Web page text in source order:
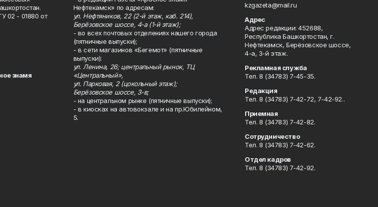
02 - 01880 от
знамя
Нефтекамск» по адресам:
ул. Нефтяников, 22 (2-й этаж, каб. 214),
Берёзовское шоссе, 4-а (1-й этаж);
- во всех почтовых отделениях нашего города
(пятничные выпуски);
- в сети магазинов «Бегемот» (пятничные
выпуски):
ул. Ленина, 26; центральный рынок, ТЦ
«Центральный»,
ул. Парковая, 2 (цокольный этаж);
Берёзовское шоссе, 3-в;
- на центральном рынке (пятничные выпуски);
- в киосках на автовокзале и на пр.Юбилейном,
5.
kzgazeta@mail.ru
Адрес
Адрес редакции: 452688,
Республика Башкортостан, г.
Нефтекамск, Берёзовское шоссе,
4-а, 3-й этаж.
Рекламная служба
Тел. 8 (34783) 7-45-35.
Редакция
Тел. 8 (34783) 7-42-72, 7-42-92..
Приемная
Тел. 8 (34783) 7-42-82.
Сотрудничество
Тел. 8 (34783) 7-42-62.
Отдел кадров
Тел. 8 (34783) 7-42-92.